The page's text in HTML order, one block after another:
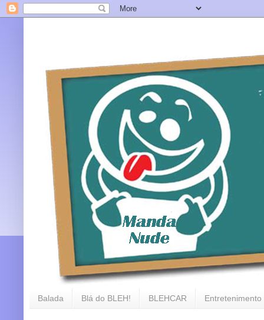
Balada Blá do BLEH! BLEHCAR Entretenimento